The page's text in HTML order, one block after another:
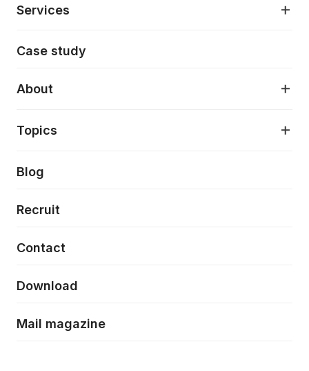
Services
AI駆動開発支援
モダナイゼーション
特徴量エンジニアリングと生成AI
デザインシステム構築支援
フロントエンド開発
Case study
About
About
当社が目指しているもの
Topics
Press release
News
Event/Seminer
Blog
Recruit
Contact
Download
Mail magazine